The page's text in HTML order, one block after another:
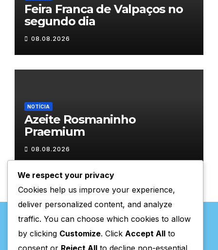
Feira Franca de Valpaços no
segundo dia
08.08.2026
NOTÍCIA
Azeite Rosmaninho
Praemium
08.08.2026
We respect your privacy
Cookies help us improve your experience,
deliver personalized content, and analyze
traffic. You can choose which cookies to allow
by clicking Customize. Click Accept All to
consent or Reject All to decline non-essential